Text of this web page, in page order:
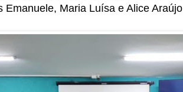
Emanuele, Maria Luísa e Alice